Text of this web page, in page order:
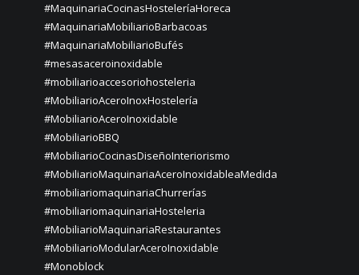
#MaquinariaCocinasHosteleríaHoreca
#MaquinariaMobiliarioBarbacoas
#MaquinariaMobiliarioBufés
#mesasaceroinoxidable
#mobiliarioaccesoriohosteleria
#MobiliarioAceroInoxHostelería
#MobiliarioAceroInoxidable
#MobiliarioBBQ
#MobiliarioCocinasDiseñoInteriorismo
#MobiliarioMaquinariaAceroInoxidableaMedida
#mobiliariomaquinariaChurrerías
#mobiliariomaquinariaHosteleria
#MobiliarioMaquinariaRestaurantes
#MobiliarioModularAceroInoxidable
#Monoblock